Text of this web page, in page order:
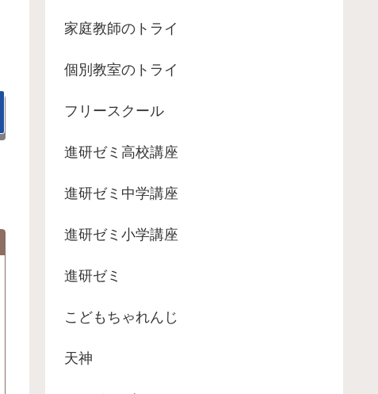
家庭教師のトライ
個別教室のトライ
フリースクール
進研ゼミ高校講座
進研ゼミ中学講座
進研ゼミ小学講座
進研ゼミ
こどもちゃれんじ
天神